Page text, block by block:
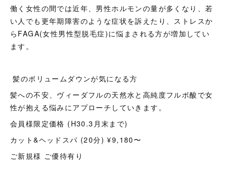
働く女性の間では近年、男性ホルモンの量が多くなり、若
い人でも更年期障害のような症状を訴えたり、ストレスか
らFAGA(女性男性型脱毛症)に悩まされる方が増加してい
ます。
髪のボリュームダウンが気になる方
髪への不安、ヴィーダフルの天然水と高純度フルボ酸で女
性が抱える悩みにアプローチしていきます。
会員様限定価格 (H30.3月末まで)
カット&ヘッドスパ (20分) ¥9,180〜
ご新規様 ご優待有り